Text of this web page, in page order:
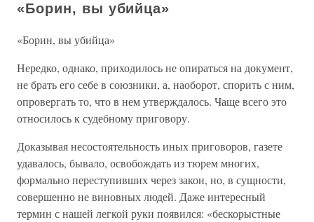
«Борин, вы убийца»
«Борин, вы убийца»
Нередко, однако, приходилось не опираться на документ,
не брать его себе в союзники, а, наоборот, спорить с ним,
опровергать то, что в нем утверждалось. Чаще всего это
относилось к судебному приговору.
Доказывая несостоятельность иных приговоров, газете
удавалось, бывало, освобождать из тюрем многих,
формально переступивших через закон, но, в сущности,
совершенно не виновных людей. Даже интересный
термин с нашей легкой руки появился: «бескорыстные